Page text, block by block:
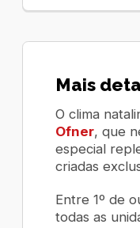
Mais
O clima
Ofner, que
especial
criadas
Entre 1º de
todas as